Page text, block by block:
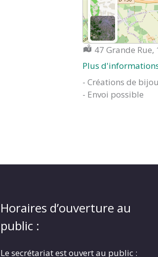
Localisation :
47 Grande
Plus
- Créations de
- Envoi possible
Horaires d’ouverture au
public :
Le secrétariat est ouvert au public :